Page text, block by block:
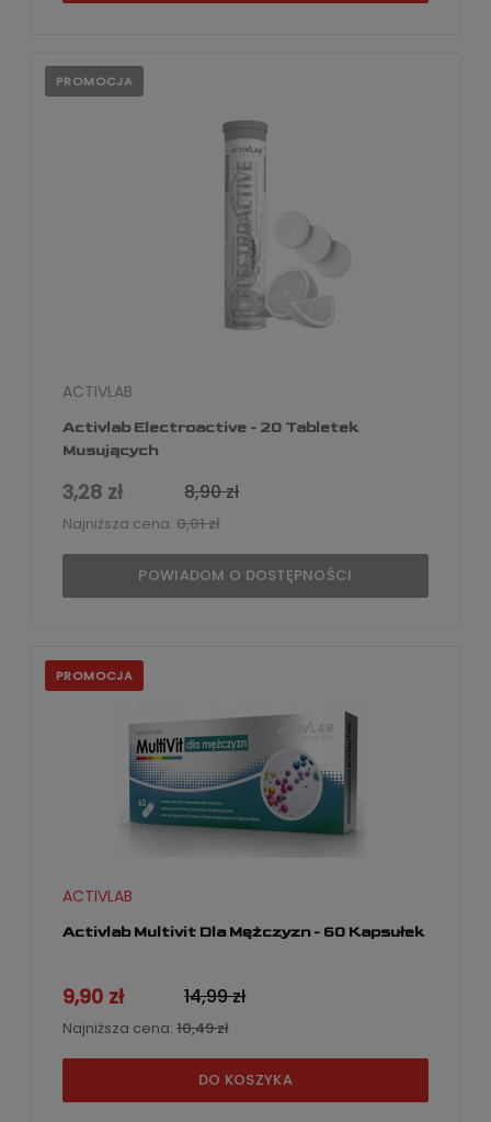
Activlab Electroactive - 20 Tabletek
Musujących
ACTIVLAB
3,28 zł 8,90 zł
Najniższa cena: 0,01 zł
POWIADOM O DOSTĘPNOŚCI
PROMOCJA
Activlab Multivit Dla Mężczyzn - 60 Kapsułek
ACTIVLAB
9,90 zł 14,99 zł
Najniższa cena: 10,49 zł
DO KOSZYKA
PROMOCJA